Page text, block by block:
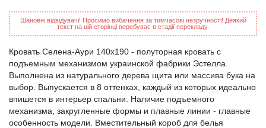
Шановні відвідувачі! Просимо вибачення за тимчасові незручності! Деякий
текст на цій сторінці перебуває в стадії перекладу.
Кровать Селена-Аури 140x190 - полуторная кровать с
подъемным механизмом украинской фабрики Эстелла.
Выполнена из натурального дерева щита или массива бука на
выбор. Выпускается в 8 оттенках, каждый из которых идеально
впишется в интерьер спальни. Наличие подъемного
механизма, закругленные формы и плавные линии - главные
особенность модели. Вместительный короб для белья